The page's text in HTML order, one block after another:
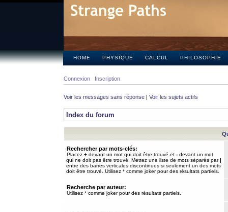
HOME PHYSIQUE CALCUL PHILOSOPHIE
Connexion Inscription
Voir les messages sans réponse | Voir les sujets actifs
Index du forum
Rechercher par mots-clés:
Placez + devant un mot qui doit être trouvé et - devant un mot
qui ne doit pas être trouvé. Mettez une liste de mots séparés par|
entre des barres verticales discontinues si seulement un des mots
doit être trouvé. Utilisez * comme joker pour des résultats partiels.
Recherche par auteur:
Utilisez * comme joker pour des résultats partiels.